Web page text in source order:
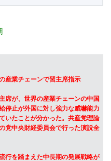
産業チェーンで習主席指示
席が、世界の産業チェーンの中国
停止が外国に対し強力な威嚇能力
いたことが分かった。共産党理論
党中央財経委員会で行った演説全
行を踏まえた中長期の発展戦略が